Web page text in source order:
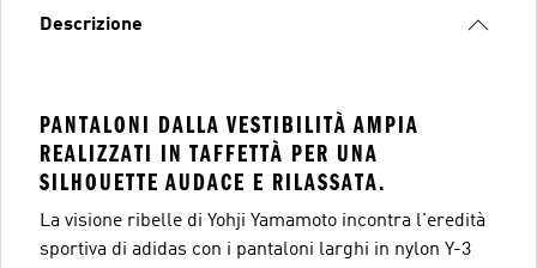
Descrizione
PANTALONI DALLA VESTIBILITÀ AMPIA
REALIZZATI IN TAFFETTÀ PER UNA
SILHOUETTE AUDACE E RILASSATA.
La visione ribelle di Yohji Yamamoto incontra l'eredità
sportiva di adidas con i pantaloni larghi in nylon Y-3